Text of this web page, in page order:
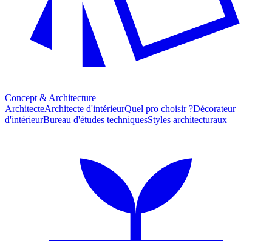
Concept & Architecture
ArchitecteArchitecte d'intérieurQuel pro choisir ?Décorateur
d'intérieurBureau d'études techniquesStyles architecturaux